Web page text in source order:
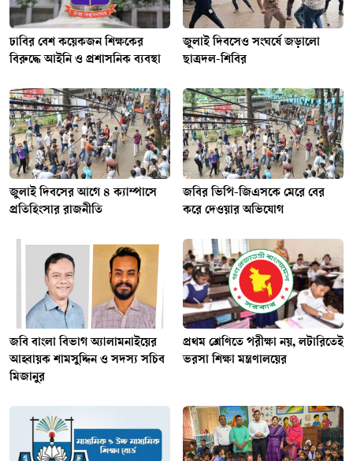
ঢাবির বেশ কয়েকজন শিক্ষকের
বিরুদ্ধে আইনি ও প্রশাসনিক ব্যবস্থা
জুলাই দিবসেও সংঘর্ষে জড়ালো
ছাত্রদল-শিবির
জুলাই দিবসের আগে ৪ ক্যাম্পাসে
প্রতিহিংসার রাজনীতি
জবির ভিপি-জিএসকে মেরে বের
করে দেওয়ার অভিযোগ
জ‌বি বাংলা বিভাগ অ‍্যালামনাইয়ের
আহ্বায়ক শামসুদ্দিন ও সদস্য সচিব
মিজানুর
প্রথম শ্রেণিতে পরীক্ষা নয়, লটারিতেই
ভরসা শিক্ষা মন্ত্রণালয়ের